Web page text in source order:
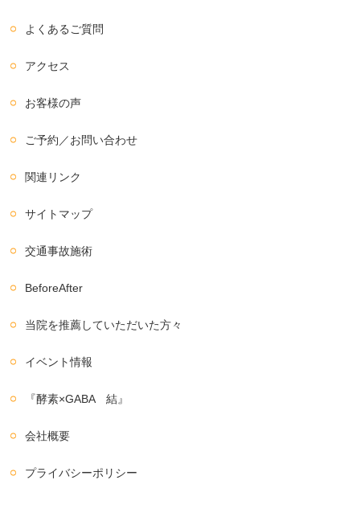
よくあるご質問
アクセス
お客様の声
ご予約／お問い合わせ
関連リンク
サイトマップ
交通事故施術
BeforeAfter
当院を推薦していただいた方々
イベント情報
『酵素×GABA 結』
会社概要
プライバシーポリシー